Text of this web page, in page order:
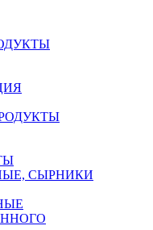
СЫРНИКИ